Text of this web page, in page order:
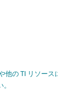
他の TI リソー